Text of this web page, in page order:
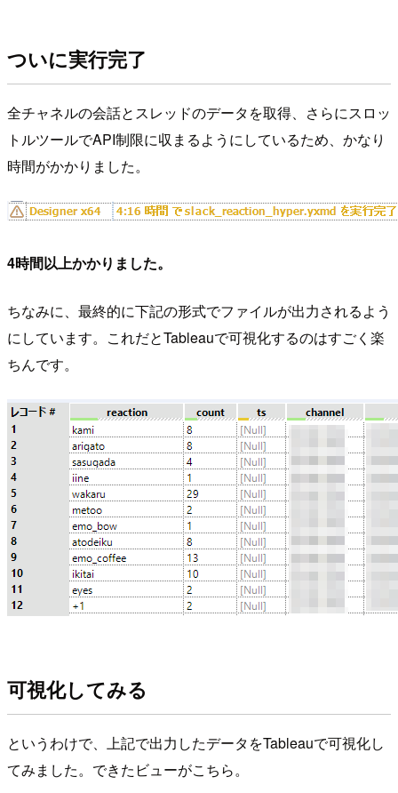
ついに実行完了
全チャネルの会話とスレッドのデータを取得、さらにスロッ
トルツールでAPI制限に収まるようにしているため、かなり
時間がかかりました。
4時間以上かかりました。
ちなみに、最終的に下記の形式でファイルが出力されるよう
にしています。これだとTableauで可視化するのはすごく楽
ちんです。
可視化してみる
というわけで、上記で出力したデータをTableauで可視化し
てみました。できたビューがこちら。